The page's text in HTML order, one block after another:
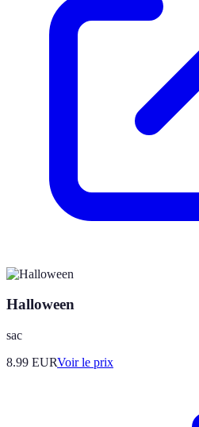
Halloween
sac
8.99 EURVoir le prix